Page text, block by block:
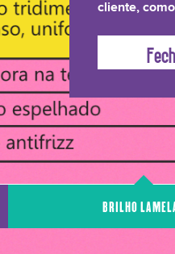
BRILHO
cliente,